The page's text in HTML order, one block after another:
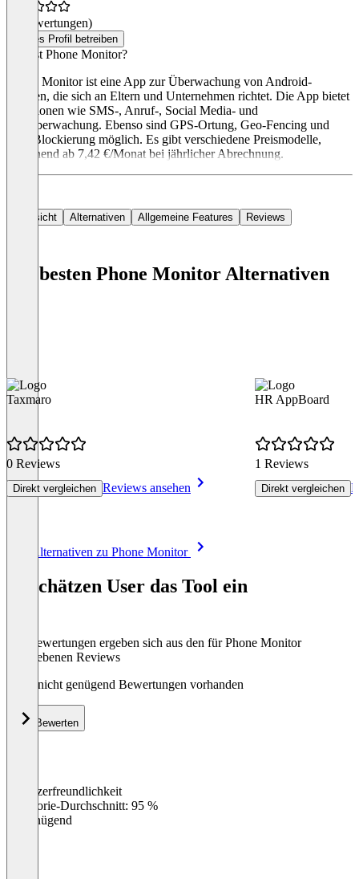
(0 Bewertungen)
Dieses Profil betreiben
Was ist Phone Monitor?
Phone Monitor ist eine App zur Überwachung von Android-
Geräten, die sich an Eltern und Unternehmen richtet. Die App bietet
Funktionen wie SMS-, Anruf-, Social Media- und
Fotoüberwachung. Ebenso sind GPS-Ortung, Geo-Fencing und
App-Blockierung möglich. Es gibt verschiedene Preismodelle,
beginnend ab 7,42 €/Monat bei jährlicher Abrechnung.
Übersicht Alternativen Allgemeine Features Reviews
Die besten Phone Monitor Alternativen
Taxmaro
0 Reviews
Direkt vergleichen Reviews ansehen
HR AppBoard
1 Reviews
Direkt vergleichen
Alle Alternativen zu Phone Monitor
So schätzen User das Tool ein
Die Bewertungen ergeben sich aus den für Phone Monitor
abgegebenen Reviews
Noch nicht genügend Bewertungen vorhanden
Bewerten
Benutzerfreundlichkeit
Kategorie-Durchschnitt: 95 %
Ungenügend